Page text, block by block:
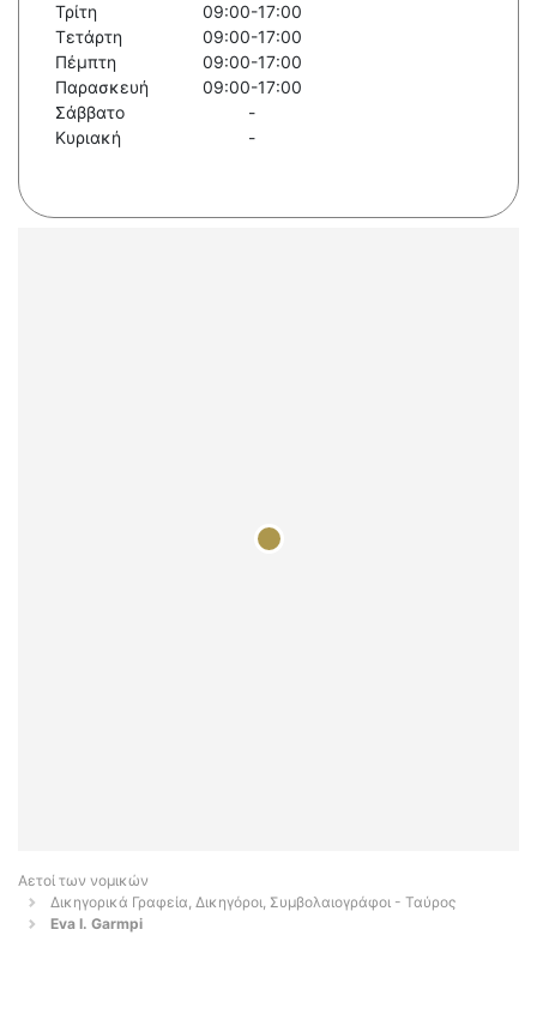
Τρίτη
09:00-17:00
Τετάρτη
09:00-17:00
Πέμπτη
09:00-17:00
Παρασκευή
09:00-17:00
Σάββατο
-
Κυριακή
-
Αετοί των νομικών
Δικηγορικά Γραφεία, Δικηγόροι, Συμβολαιογράφοι - Ταύρος
Eva I. Garmpi